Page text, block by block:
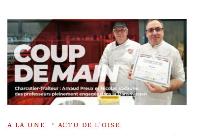
A LA UNE
ACTU DE L'OISE